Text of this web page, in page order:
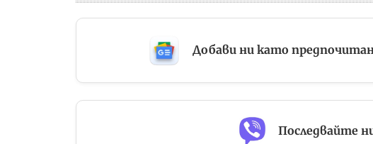
Добави ни като
Последвайте